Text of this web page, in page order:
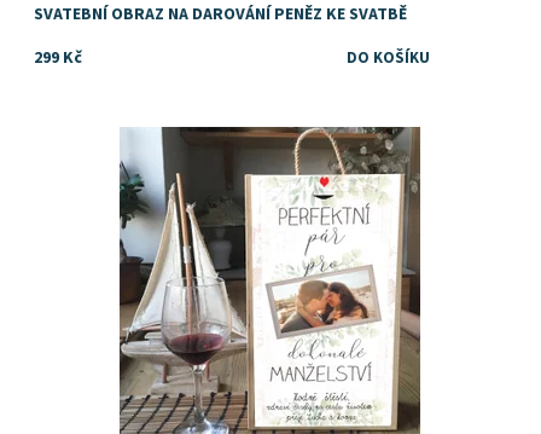
SVATEBNÍ OBRAZ NA DAROVÁNÍ PENĚZ KE SVATBĚ
299 Kč
Dostupnost: Skladem